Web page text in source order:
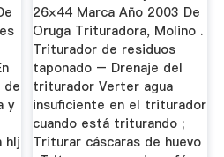
de
y
hlj
26×44 Marca Año 2003 De
Oruga Trituradora, Molino .
Triturador de residuos
taponado – Drenaje del
triturador Verter agua
insuficiente en el triturador
cuando está triturando ;
Triturar cáscaras de huevo